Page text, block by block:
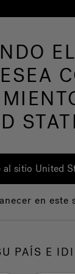
Nuestra
al sitio United
en este
PAÍS E